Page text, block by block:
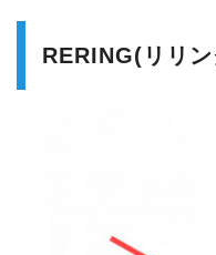
RERING(リリ